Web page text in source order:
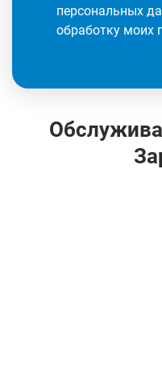
персональных
обработку моих